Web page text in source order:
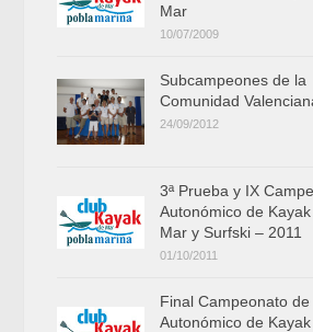
Mar
10/07/2009
Subcampeones de la
Comunidad
24/09/2012
3ª Prueba y IX
Autonómico de
Mar y Surfski – 2011
01/10/2011
Final Campeonato de
Autonómico de